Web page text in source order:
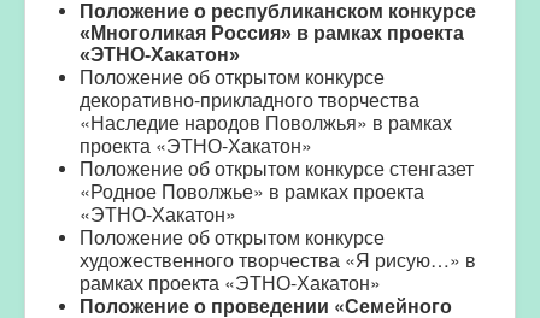
Положение о республиканском конкурсе
«Многоликая Россия» в рамках проекта
«ЭТНО-Хакатон»
Положение об открытом конкурсе
декоративно-прикладного творчества
«Наследие народов Поволжья» в рамках
проекта «ЭТНО-Хакатон»
Положение об открытом конкурсе стенгазет
«Родное Поволжье» в рамках проекта
«ЭТНО-Хакатон»
Положение об открытом конкурсе
художественного творчества «Я рисую…» в
рамках проекта «ЭТНО-Хакатон»
Положение о проведении «Семейного